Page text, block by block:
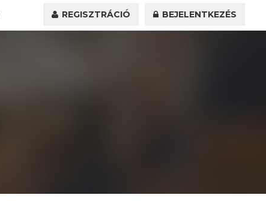
REGISZTRÁCIÓ BEJELENTKEZÉS